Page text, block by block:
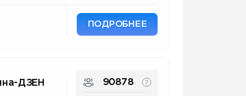
ПОДРОБНЕЕ
ДЗЕН 90878